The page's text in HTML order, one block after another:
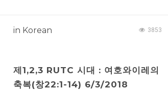
in Korean 3853
제1,2,3 RUTC 시대 : 여호와이레의
축복(창22:1-14) 6/3/2018